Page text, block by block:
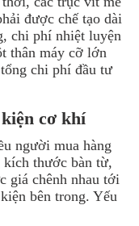
được chế tạo dài
chi phí nhiệt luyện
thân máy cỡ lớn
chi phí đầu tư
cơ khí
người mua hàng
thước bàn từ,
giá chênh nhau tới
bên trong. Yếu